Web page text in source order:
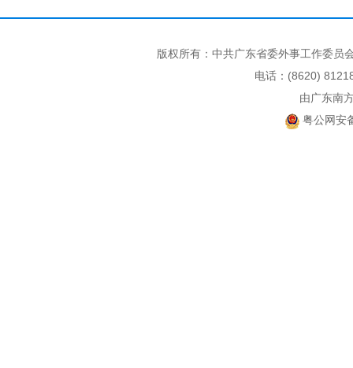
版权所有：中共广东省委外事工作委
电话：(8620)
由广东南
粤公网安